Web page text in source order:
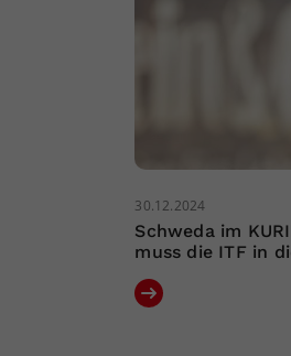
30.12.2024
Schweda im
muss die ITF in